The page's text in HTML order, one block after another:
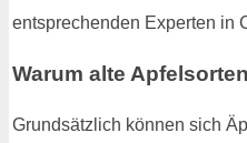
entsprechenden Experten in
Warum alte
Grundsätzlich können sich